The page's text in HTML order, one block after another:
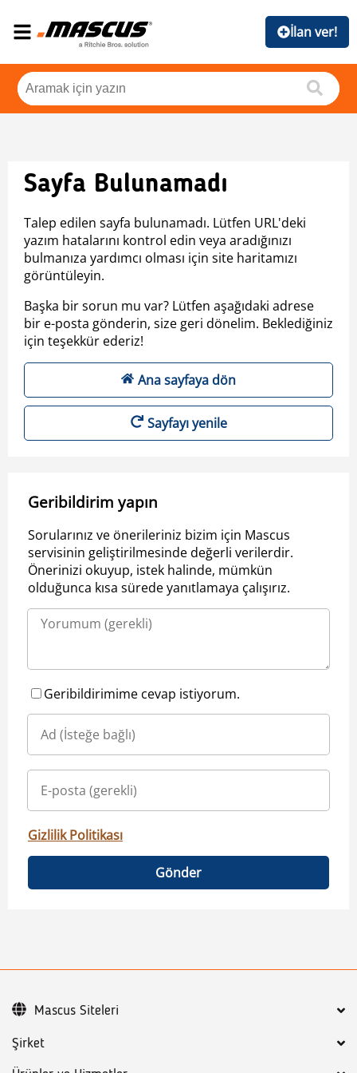
İlan ver!
Sayfa Bulunamadı
Talep edilen sayfa bulunamadı. Lütfen URL'deki
yazım hatalarını kontrol edin veya aradığınızı
bulmanıza yardımcı olması için site haritamızı
görüntüleyin.
Başka bir sorun mu var? Lütfen aşağıdaki adrese
bir e-posta gönderin, size geri dönelim. Beklediğiniz
için teşekkür ederiz!
Ana sayfaya dön
Sayfayı yenile
Geribildirim yapın
Sorularınız ve önerileriniz bizim için Mascus
servisinin geliştirilmesinde değerli verilerdir.
Önerinizi okuyup, istek halinde, mümkün
olduğunca kısa sürede yanıtlamaya çalışırız.
Geribildirimime cevap istiyorum.
Gizlilik Politikası
Gönder
Şirket
Mascus Siteleri